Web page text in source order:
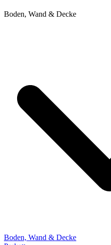
Boden, Wand & Decke
Boden, Wand & Decke